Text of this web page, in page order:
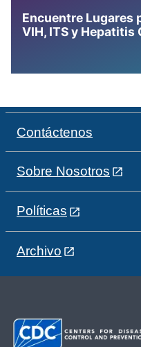
Encuentre Lugares
VIH, ITS y Hepatitis
Contáctenos
Sobre Nosotros
Políticas
Archivo